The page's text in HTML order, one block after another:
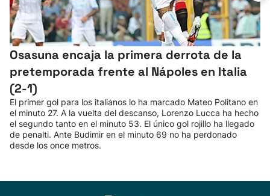
Osasuna encaja la primera derrota de la
pretemporada frente al Nápoles en Italia
(2-1)
El primer gol para los italianos lo ha marcado Mateo Politano en
el minuto 27. A la vuelta del descanso, Lorenzo Lucca ha hecho
el segundo tanto en el minuto 53. El único gol rojillo ha llegado
de penalti. Ante Budimir en el minuto 69 no ha perdonado
desde los once metros.